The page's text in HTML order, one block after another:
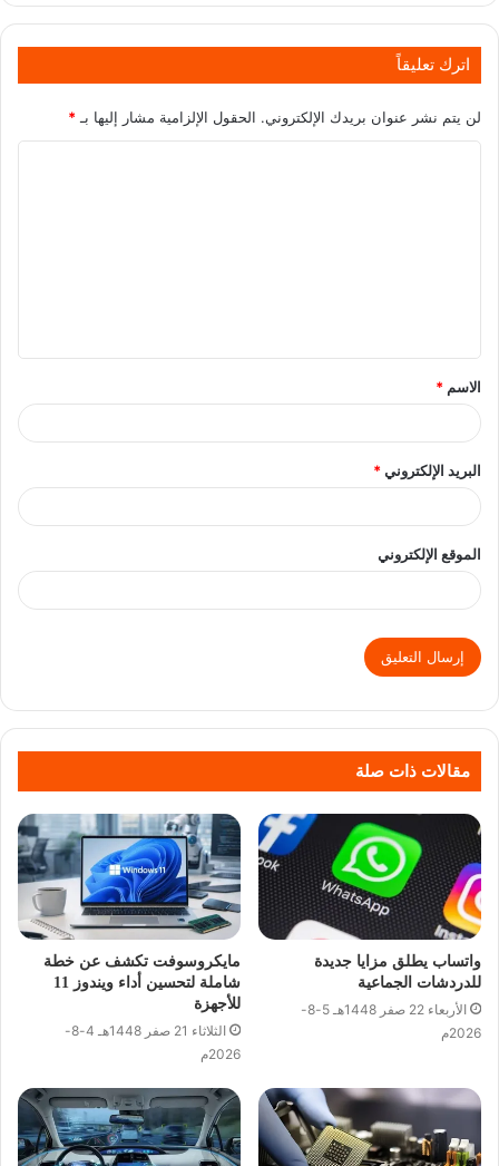
اترك تعليقاً
لن يتم نشر عنوان بريدك الإلكتروني. الحقول الإلزامية مشار إليها بـ *
الاسم *
البريد الإلكتروني*
الموقع الإلكتروني
مقالات ذات صلة
واتساب يطلق مزايا جديدة
للدردشات الجماعية
الأربعاء 22 صفر 1448هـ 5-8-
2026م
مايكروسوفت تكشف عن خطة
شاملة لتحسين أداء ويندوز 11
للأجهزة
الثلاثاء 21 صفر 1448هـ 4-8-
2026م